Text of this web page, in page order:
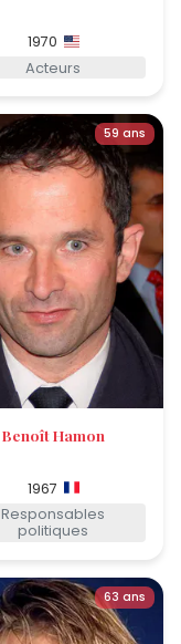
1970
Acteurs
59 ans
Benoît Hamon
1967
Responsables
politiques
63 ans